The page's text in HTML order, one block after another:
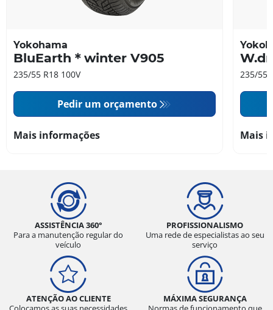
Yokohama
BluEarth＊winter V905
235/55 R18 100V
Pedir um orçamento
Mais informações
235/55
Mais
ASSISTÊNCIA 360°
Para a manutenção regular do
veículo
PROFISSIONALISMO
Uma rede de especialistas ao seu
serviço
ATENÇÃO AO CLIENTE
MÁXIMA SEGURANÇA